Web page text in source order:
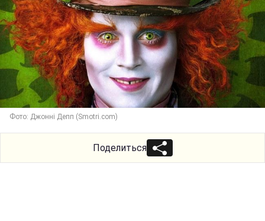
Фото: Джонні Депп (Smotri.com)
Поделиться